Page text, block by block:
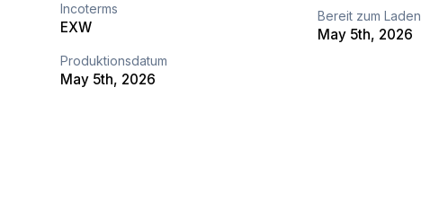
Incoterms
EXW
Produktionsdatum
May 5th, 2026
Bereit zum Laden
May 5th, 2026